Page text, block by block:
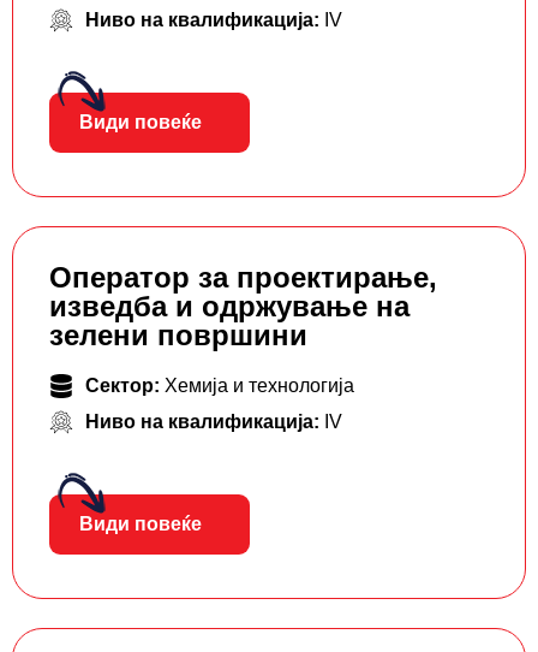
Ниво на квалификација: IV
Види повеќе
Оператор за проектирање,
изведба и одржување на
зелени површини
Сектор: Хемија и технологија
Ниво на квалификација: IV
Види повеќе